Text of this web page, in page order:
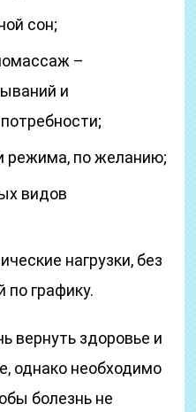
сон;
–
и
режима, по желанию;
видов
нагрузки, без
по графику.
вернуть здоровье и
однако необходимо
болезнь не